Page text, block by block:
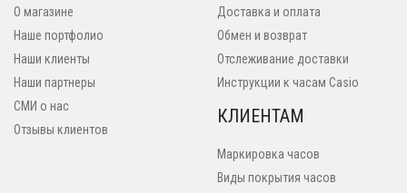
О магазине
Наше портфолио
Наши клиенты
Наши партнеры
СМИ о нас
Отзывы клиентов
Доставка и оплата
Обмен и возврат
Отслеживание доставки
Инструкции к часам Casio
КЛИЕНТАМ
Маркировка часов
Виды покрытия часов